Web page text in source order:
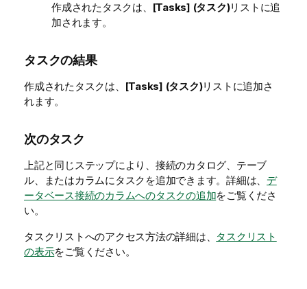
作成されたタスクは、 [Tasks] (タスク)リストに追
加されます。
タスクの結果
作成されたタスクは、 [Tasks] (タスク)リストに追加さ
れます。
次のタスク
上記と同じステップにより、接続のカタログ、テーブ
ル、またはカラムにタスクを追加できます。詳細は、 デ
ータベース接続のカラムへのタスクの追加をご覧くださ
い。
タスクリストへのアクセス方法の詳細は、 タスクリスト
の表示をご覧ください。